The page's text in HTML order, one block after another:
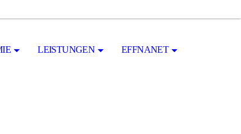
LEISTUNGEN EFFNANET